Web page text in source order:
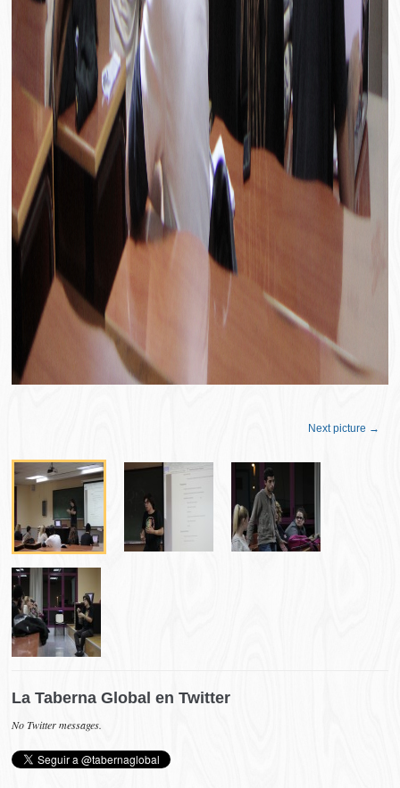
Next picture →
La Taberna Global en Twitter
No Twitter messages.